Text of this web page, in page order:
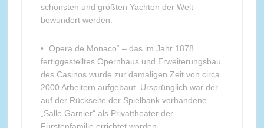
schönsten und größten Yachten der Welt
bewundert werden.
• „Opera de Monaco“ – das im Jahr 1878
fertiggestelltes Opernhaus und Erweiterungsbau
des Casinos wurde zur damaligen Zeit von circa
2000 Arbeitern aufgebaut. Ursprünglich war der
auf der Rückseite der Spielbank vorhandene
„Salle Garnier“ als Privattheater der